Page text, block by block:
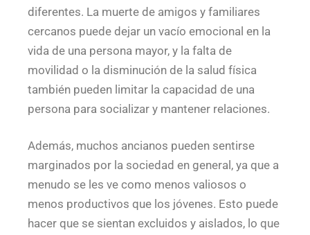
diferentes. La muerte de amigos y familiares
cercanos puede dejar un vacío emocional en la
vida de una persona mayor, y la falta de
movilidad o la disminución de la salud física
también pueden limitar la capacidad de una
persona para socializar y mantener relaciones.
Además, muchos ancianos pueden sentirse
marginados por la sociedad en general, ya que a
menudo se les ve como menos valiosos o
menos productivos que los jóvenes. Esto puede
hacer que se sientan excluidos y aislados, lo que